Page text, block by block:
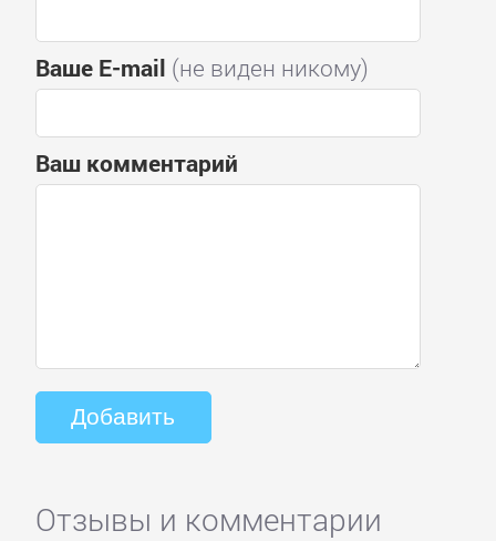
Ваше E-mail (не виден никому)
Ваш комментарий
Отзывы и комментарии